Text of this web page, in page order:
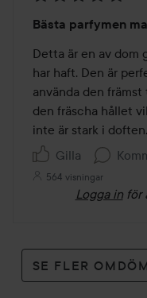
5
av
5
Bästa parfymen
Detta är en av dom
har haft. Den är
använda den
den fräscha hållet
inte är stark i doften.
Gilla
564 visningar
Logga in för
SE FLER